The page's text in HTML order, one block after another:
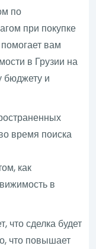
по
при покупке
вам
в Грузии на
бюджету и
время поиска
как
в
что сделка будет
что повышает